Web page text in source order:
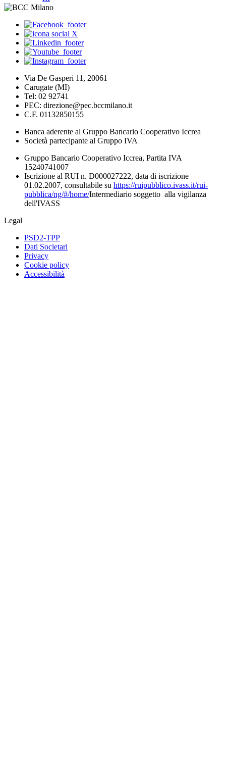
Via De Gasperi 11, 20061
Carugate (MI)
Tel: 02 92741
PEC: direzione@pec.bccmilano.it
C.F. 01132850155
Banca aderente al Gruppo Bancario Cooperativo Iccrea
Società partecipante al Gruppo IVA
Gruppo Bancario Cooperativo Iccrea, Partita IVA
15240741007
Iscrizione al RUI n. D000027222, data di iscrizione
01.02.2007, consultabile su https://ruipubblico.ivass.it/rui-
pubblica/ng/#/home/Intermediario soggetto alla vigilanza
dell'IVASS
Legal
PSD2-TPP
Dati Societari
Privacy
Cookie policy
Accessibilità